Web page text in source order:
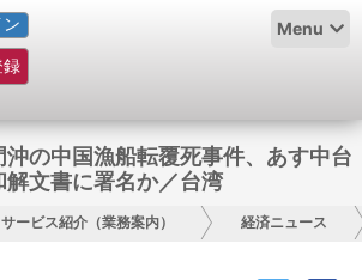
ン
録
Menu
沖の中国漁船転覆死事件、あす中台
解文書に署名か／台湾
サービス紹介（業務案内） 経済ニュース